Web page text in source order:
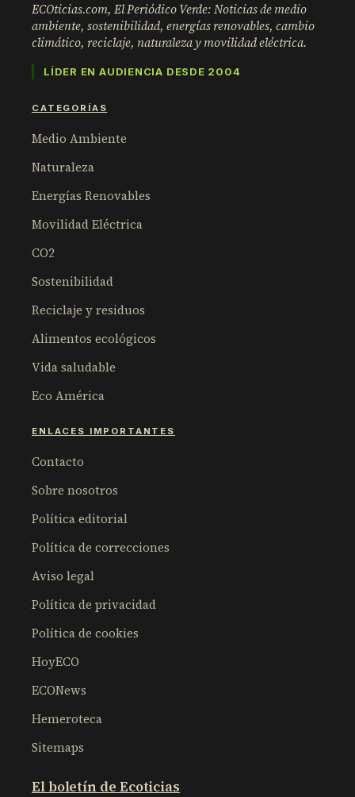
ECOticias.com, El Periódico Verde: Noticias de medio
ambiente, sostenibilidad, energías renovables, cambio
climático, reciclaje, naturaleza y movilidad eléctrica.
LÍDER EN AUDIENCIA DESDE 2004
CATEGORÍAS
Medio Ambiente
Naturaleza
Energías Renovables
Movilidad Eléctrica
CO2
Sostenibilidad
Reciclaje y residuos
Alimentos ecológicos
Vida saludable
Eco América
ENLACES IMPORTANTES
Contacto
Sobre nosotros
Política editorial
Política de correcciones
Aviso legal
Política de privacidad
Política de cookies
HoyECO
ECONews
Hemeroteca
Sitemaps
El boletín de Ecoticias